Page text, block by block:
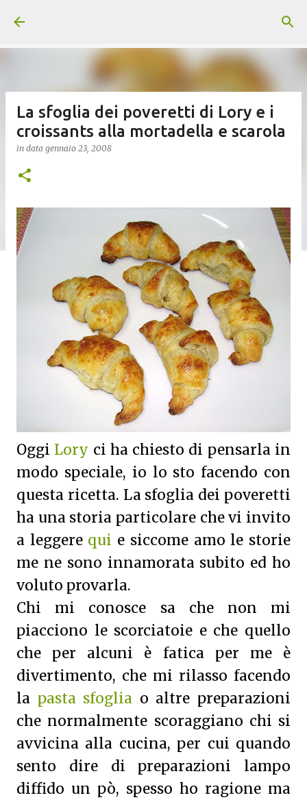
La sfoglia dei poveretti di Lory e i
croissants alla mortadella e scarola
in data gennaio 23, 2008
Oggi Lory ci ha chiesto di pensarla in
modo speciale, io lo sto facendo con
questa ricetta. La sfoglia dei poveretti
ha una storia particolare che vi invito
a leggere qui e siccome amo le storie
me ne sono innamorata subito ed ho
voluto provarla.
Chi mi conosce sa che non mi
piacciono le scorciatoie e che quello
che per alcuni è fatica per me è
divertimento, che mi rilasso facendo
la pasta sfoglia o altre preparazioni
che normalmente scoraggiano chi si
avvicina alla cucina, per cui quando
sento dire di preparazioni lampo
diffido un pò, spesso ho ragione ma